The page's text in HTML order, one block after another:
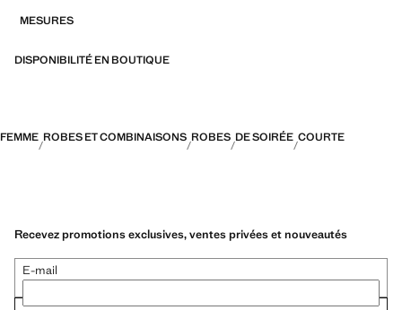
MESURES
DISPONIBILITÉ EN BOUTIQUE
FEMME ROBES ET COMBINAISONS ROBES DE SOIRÉE COURTE
Recevez promotions exclusives, ventes privées et nouveautés
E-mail